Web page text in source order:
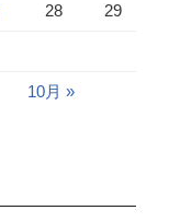
28 29
10月 »